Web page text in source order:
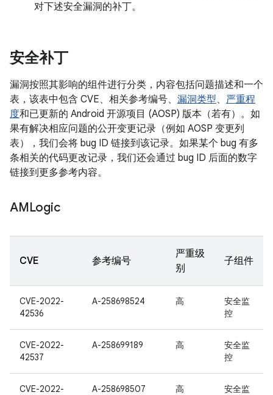
对下述安全漏洞的补丁。
安全补丁
漏洞按照其影响的组件进行分类，内容包括问题描述和一个
表，该表中包含 CVE、相关参考编号、 漏洞类型、 严重程
度和已更新的 Android 开源项目 (AOSP) 版本（若有）。如
果有解决相应问题的公开变更记录（例如 AOSP 变更列
表），我们会将 bug ID 链接到该记录。如果某个 bug 有多
条相关的代码更改记录，我们还会通过 bug ID 后面的数字
链接到更多参考内容。
AMLogic
CVE 参考编号
严重级
别
子组件
CVE-2022-
42536
A-258698524 高
安全监
控
CVE-2022-
42537
A-258699189 高
安全监
控
CVE-2022-
A-258698507 高
安全监